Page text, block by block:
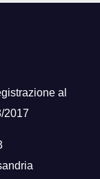
al
2017